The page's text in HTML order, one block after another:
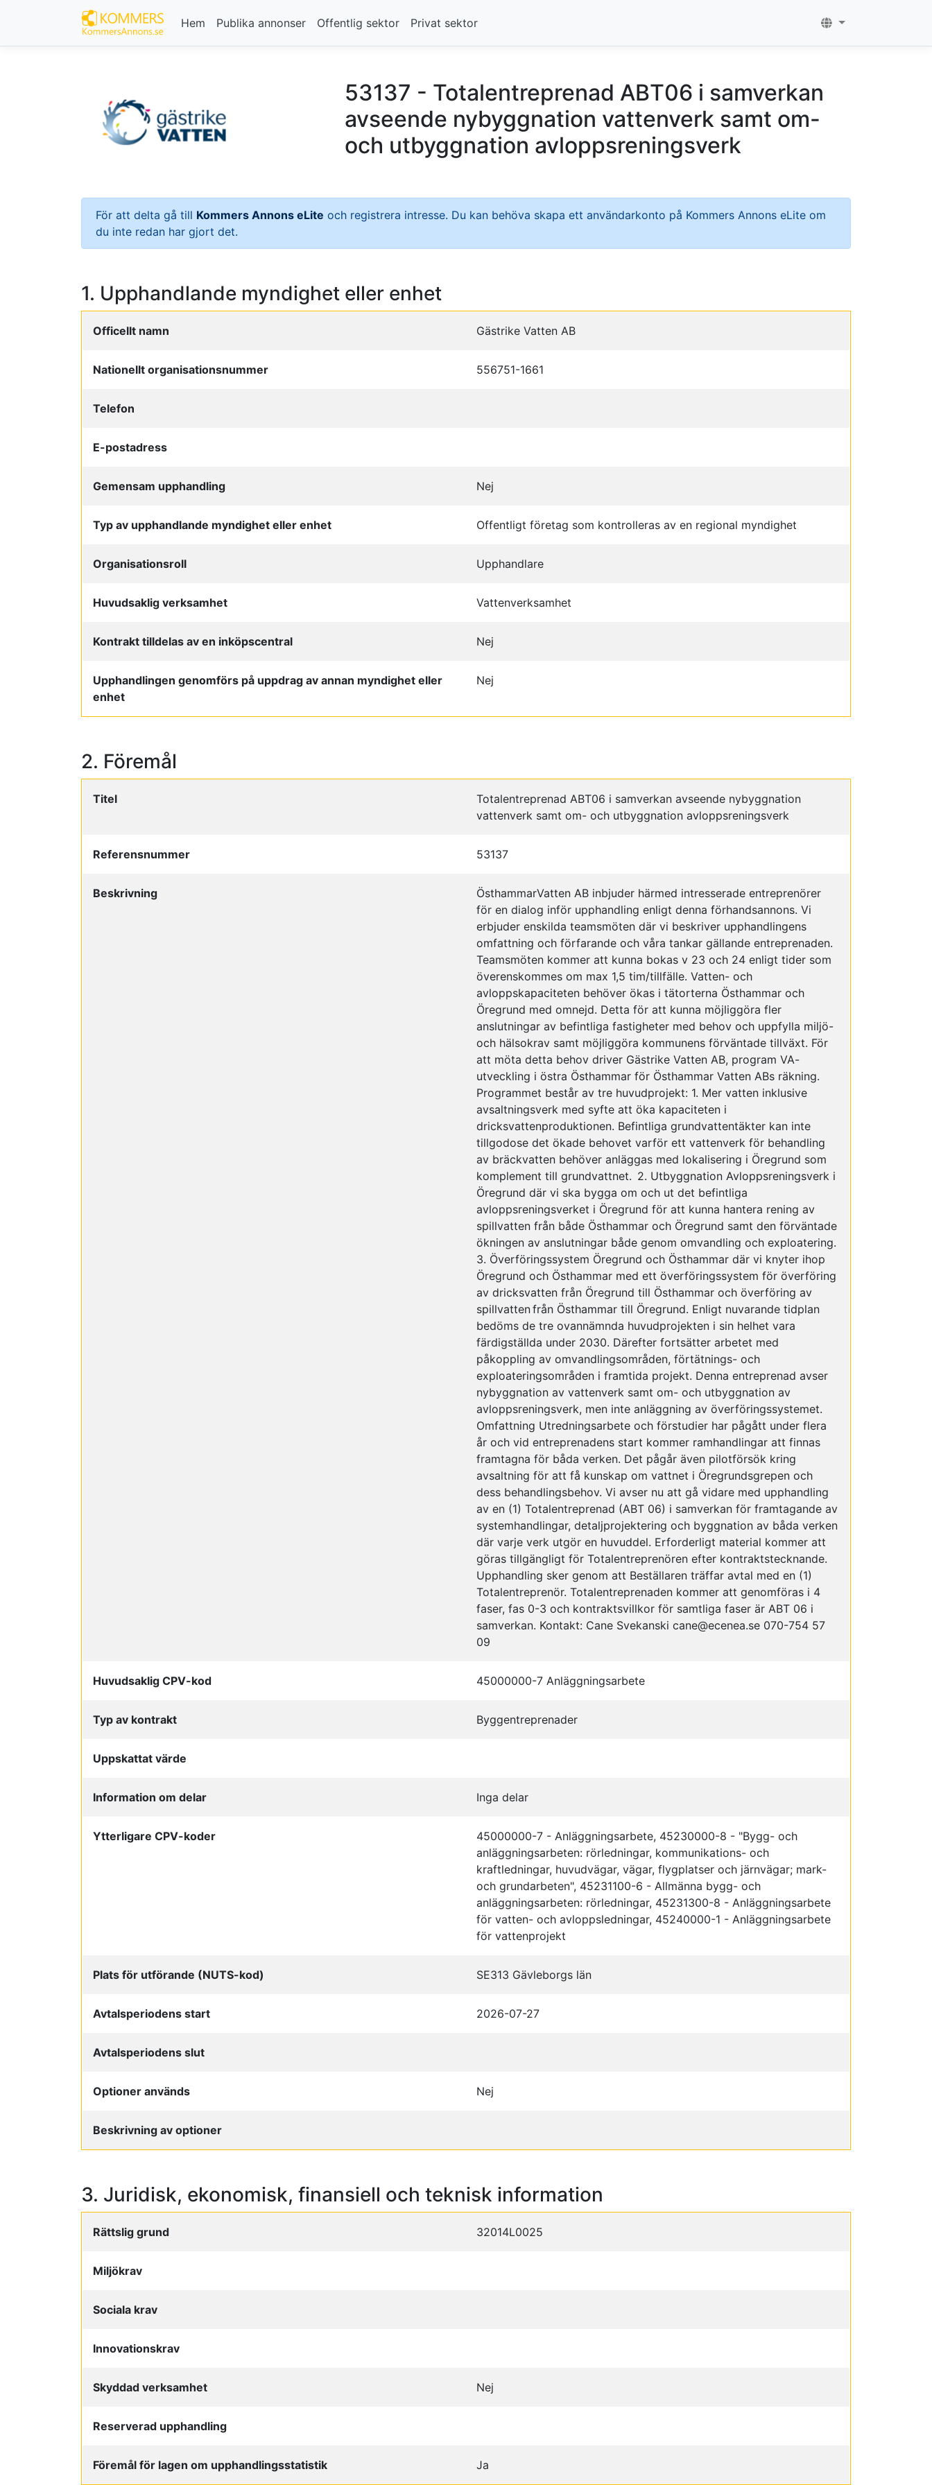
Hem Publika annonser Offentlig sektor Privat sektor
53137 - Totalentreprenad ABT06 i samverkan
avseende nybyggnation vattenverk samt om-
och utbyggnation avloppsreningsverk
För att delta gå till Kommers Annons eLite och registrera intresse. Du kan behöva skapa ett användarkonto på Kommers Annons eLite om
du inte redan har gjort det.
1. Upphandlande myndighet eller enhet
Officellt namn Gästrike Vatten AB
Nationellt organisationsnummer 556751-1661
Telefon
E-postadress
Gemensam upphandling Nej
Typ av upphandlande myndighet eller enhet Offentligt företag som kontrolleras av en regional myndighet
Organisationsroll Upphandlare
Huvudsaklig verksamhet Vattenverksamhet
Kontrakt tilldelas av en inköpscentral Nej
Upphandlingen genomförs på uppdrag av annan myndighet eller
enhet
Nej
2. Föremål
Titel
Totalentreprenad ABT06 i samverkan avseende nybyggnation
vattenverk samt om- och utbyggnation avloppsreningsverk
Referensnummer 53137
Beskrivning
ÖsthammarVatten AB inbjuder härmed intresserade entreprenörer
för en dialog inför upphandling enligt denna förhandsannons. Vi
erbjuder enskilda teamsmöten där vi beskriver upphandlingens
omfattning och förfarande och våra tankar gällande entreprenaden.
Teamsmöten kommer att kunna bokas v 23 och 24 enligt tider som
överenskommes om max 1,5 tim/tillfälle. Vatten- och
avloppskapaciteten behöver ökas i tätorterna Östhammar och
Öregrund med omnejd. Detta för att kunna möjliggöra fler
anslutningar av befintliga fastigheter med behov och uppfylla miljö-
och hälsokrav samt möjliggöra kommunens förväntade tillväxt. För
att möta detta behov driver Gästrike Vatten AB, program VA-
utveckling i östra Östhammar för Östhammar Vatten ABs räkning.
Programmet består av tre huvudprojekt: 1. Mer vatten inklusive
avsaltningsverk med syfte att öka kapaciteten i
dricksvattenproduktionen. Befintliga grundvattentäkter kan inte
tillgodose det ökade behovet varför ett vattenverk för behandling
av bräckvatten behöver anläggas med lokalisering i Öregrund som
komplement till grundvattnet. 2. Utbyggnation Avloppsreningsverk i
Öregrund där vi ska bygga om och ut det befintliga
avloppsreningsverket i Öregrund för att kunna hantera rening av
spillvatten från både Östhammar och Öregrund samt den förväntade
ökningen av anslutningar både genom omvandling och exploatering.
3. Överföringssystem Öregrund och Östhammar där vi knyter ihop
Öregrund och Östhammar med ett överföringssystem för överföring
av dricksvatten från Öregrund till Östhammar och överföring av
spillvatten från Östhammar till Öregrund. Enligt nuvarande tidplan
bedöms de tre ovannämnda huvudprojekten i sin helhet vara
färdigställda under 2030. Därefter fortsätter arbetet med
påkoppling av omvandlingsområden, förtätnings- och
exploateringsområden i framtida projekt. Denna entreprenad avser
nybyggnation av vattenverk samt om- och utbyggnation av
avloppsreningsverk, men inte anläggning av överföringssystemet.
Omfattning Utredningsarbete och förstudier har pågått under flera
år och vid entreprenadens start kommer ramhandlingar att finnas
framtagna för båda verken. Det pågår även pilotförsök kring
avsaltning för att få kunskap om vattnet i Öregrundsgrepen och
dess behandlingsbehov. Vi avser nu att gå vidare med upphandling
av en (1) Totalentreprenad (ABT 06) i samverkan för framtagande av
systemhandlingar, detaljprojektering och byggnation av båda verken
där varje verk utgör en huvuddel. Erforderligt material kommer att
göras tillgängligt för Totalentreprenören efter kontraktstecknande.
Upphandling sker genom att Beställaren träffar avtal med en (1)
Totalentreprenör. Totalentreprenaden kommer att genomföras i 4
faser, fas 0-3 och kontraktsvillkor för samtliga faser är ABT 06 i
samverkan. Kontakt: Cane Svekanski cane@ecenea.se 070-754 57
09
Huvudsaklig CPV-kod 45000000-7 Anläggningsarbete
Typ av kontrakt Byggentreprenader
Uppskattat värde
Information om delar Inga delar
Ytterligare CPV-koder
45000000-7 - Anläggningsarbete, 45230000-8 - "Bygg- och
anläggningsarbeten: rörledningar, kommunikations- och
kraftledningar, huvudvägar, vägar, flygplatser och järnvägar; mark-
och grundarbeten", 45231100-6 - Allmänna bygg- och
anläggningsarbeten: rörledningar, 45231300-8 - Anläggningsarbete
för vatten- och avloppsledningar, 45240000-1 - Anläggningsarbete
för vattenprojekt
Plats för utförande (NUTS-kod) SE313 Gävleborgs län
Avtalsperiodens start 2026-07-27
Avtalsperiodens slut
Optioner används Nej
Beskrivning av optioner
3. Juridisk, ekonomisk, finansiell och teknisk information
Rättslig grund 32014L0025
Miljökrav
Sociala krav
Innovationskrav
Skyddad verksamhet Nej
Reserverad upphandling
Föremål för lagen om upphandlingsstatistik Ja